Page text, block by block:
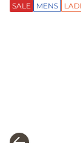
SALE MENS